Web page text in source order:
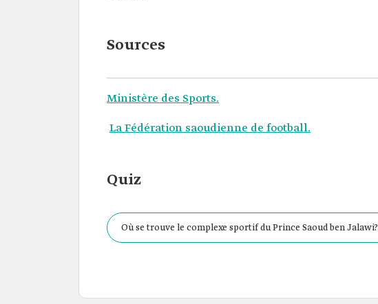
Sources
Ministère des Sports.
La Fédération saoudienne de football.
Quiz
Où se trouve le complexe sportif du Prince Saoud ben Jalawi?